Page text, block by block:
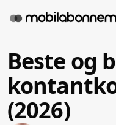
Beste og
(2026)